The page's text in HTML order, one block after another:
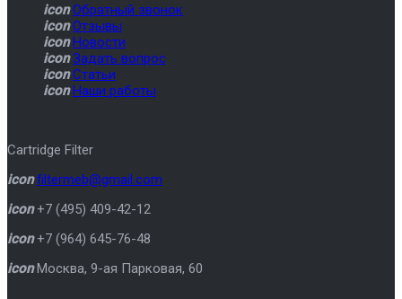
icon Обратный звонок
icon Отзывы
icon Новости
icon Задать вопрос
icon Статьи
icon Наши работы
Cartridge Filter
icon filtermeb@gmail.com
icon +7 (495) 409-42-12
icon +7 (964) 645-76-48
icon Москва, 9-ая Парковая, 60